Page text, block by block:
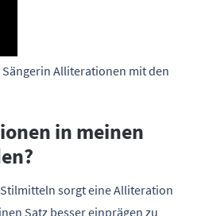
Alliterationen mit den
in meinen
sorgt eine Alliteration
Satz besser einprägen zu